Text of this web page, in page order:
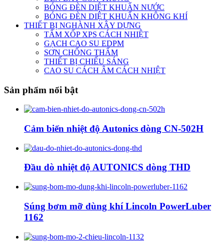
BÓNG ĐÈN DIỆT KHUẨN NƯỚC
BÓNG ĐÈN DIỆT KHUẨN KHÔNG KHÍ
THIẾT BỊ NGHÀNH XÂY DỰNG
TẤM XỐP XPS CÁCH NHIỆT
GẠCH CAO SU EDPM
SƠN CHỐNG THẤM
THIẾT BỊ CHIẾU SÁNG
CAO SU CÁCH ÂM CÁCH NHIỆT
Sản phẩm nổi bật
Cảm biến nhiệt độ Autonics dòng CN-502H
Đầu dò nhiệt độ AUTONICS dòng THD
Súng bơm mỡ dùng khí Lincoln PowerLuber
1162